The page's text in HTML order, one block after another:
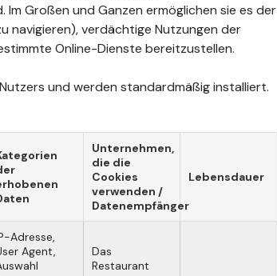
Großen und Ganzen ermöglichen sie es der
navigieren), verdächtige Nutzungen der
Online-Dienste bereitzustellen.
und werden standardmäßig installiert.
Unternehmen,
die die
Cookies
verwenden /
Datenempfänger
Lebensdauer
Adresse,
Agent,
Das
Restaurant